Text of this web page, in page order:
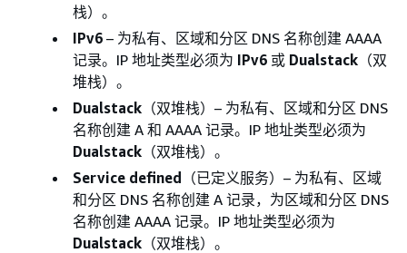
栈）。
IPv6 – 为私有、区域和分区 DNS 名称创建 AAAA
记录。IP 地址类型必须为 IPv6 或 Dualstack （双
堆栈）。
Dualstack （双堆栈）– 为私有、区域和分区 DNS
名称创建 A 和 AAAA 记录。IP 地址类型必须为
Dualstack （双堆栈）。
Service defined （已定义服务）– 为私有、区域
和分区 DNS 名称创建 A 记录，为区域和分区 DNS
名称创建 AAAA 记录。IP 地址类型必须为
Dualstack （双堆栈）。